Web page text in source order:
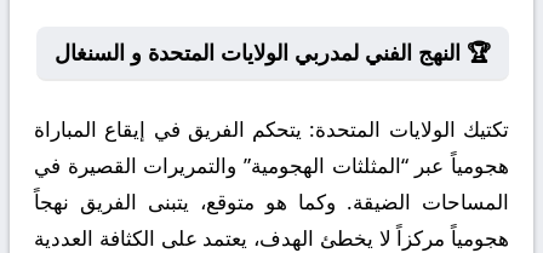
🏆 النهج الفني لمدربي الولايات المتحدة و السنغال
تكتيك الولايات المتحدة: يتحكم الفريق في إيقاع المباراة
هجومياً عبر “المثلثات الهجومية” والتمريرات القصيرة في
المساحات الضيقة. وكما هو متوقع، يتبنى الفريق نهجاً
هجومياً مركزاً لا يخطئ الهدف، يعتمد على الكثافة العددية